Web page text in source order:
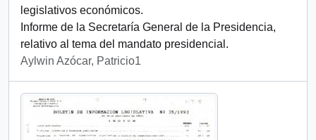
legislativos económicos.
Informe de la Secretaría General de la Presidencia,
relativo al tema del mandato presidencial.
Aylwin Azócar, Patricio1